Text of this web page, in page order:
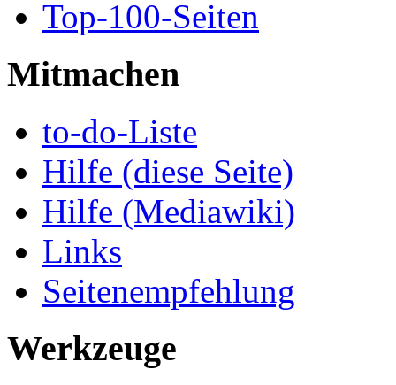
Top-100-Seiten
Mitmachen
to-do-Liste
Hilfe (diese Seite)
Hilfe (Mediawiki)
Links
Seitenempfehlung
Werkzeuge